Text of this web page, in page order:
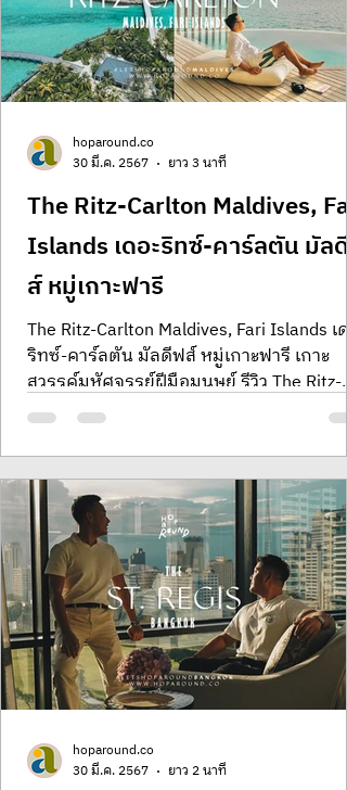
The Ritz-Carlton Maldives, Fari
Islands เดอะริทซ์-คาร์ลตัน มัลดีฟ
ส์ หมู่เกาะฟารี
The Ritz-Carlton Maldives, Fari Islands เด
ริทซ์-คาร์ลตัน มัลดีฟส์ หมู่เกาะฟารี เกาะ
สวรรค์มหัศจรรย์ฝีมือมนุษย์ รีวิว The Ritz-
Carlton
hoparound.co
30 มี.ค. 2567
ยาว 3 นาที
hoparound.co
30 มี.ค. 2567
ยาว 2 นาที